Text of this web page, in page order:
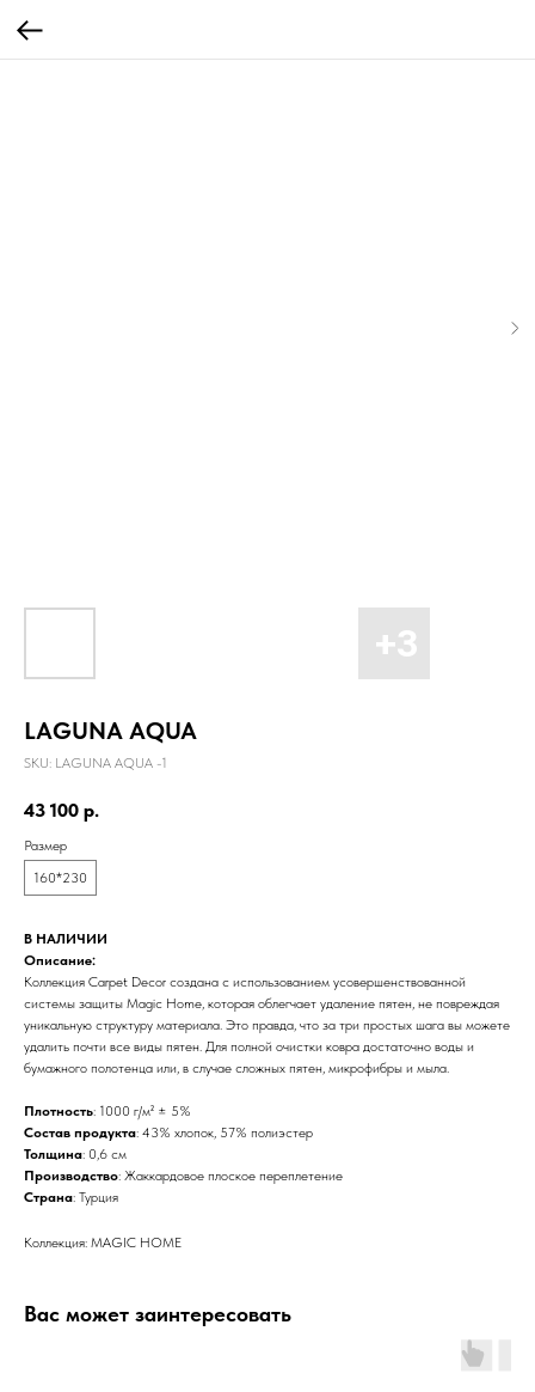
LAGUNA AQUA
SKU: LAGUNA AQUA -1
43 100 р.
Размер
160*230
В НАЛИЧИИ
Описание:
Коллекция Carpet Decor создана с использованием усовершенствованной
системы защиты Magic Home, которая облегчает удаление пятен, не повреждая
уникальную структуру материала. Это правда, что за три простых шага вы можете
удалить почти все виды пятен. Для полной очистки ковра достаточно воды и
бумажного полотенца или, в случае сложных пятен, микрофибры и мыла.
Плотность: 1000 г/м² ± 5%
Состав продукта: 43% хлопок, 57% полиэстер
Толщина: 0,6 см
Производство: Жаккардовое плоское переплетение
Страна: Турция
Коллекция: MAGIC HOME
Вас может заинтересовать